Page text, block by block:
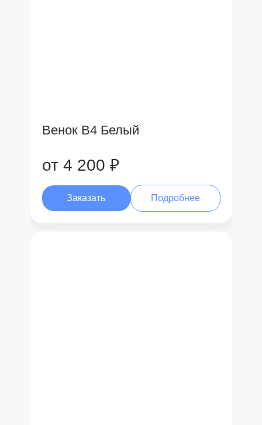
Венок В4 Белый
от 4 200 ₽
Заказать Подробнее